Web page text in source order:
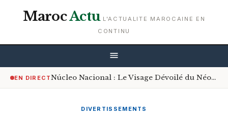
MarocActu L'ACTUALITE MAROCAINE EN
CONTINU
EN DIRECT Núcleo Nacional : Le Visage Dévoilé du Néonazisme Espagnol
DIVERTISSEMENTS